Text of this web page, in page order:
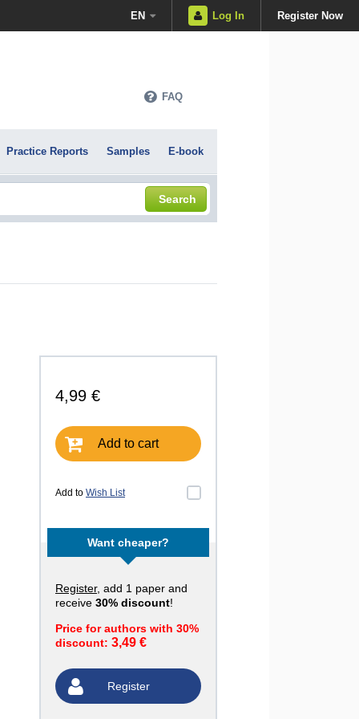
EN Log In Register Now
FAQ
Practice Reports Samples E-book
Search
4,99 €
Add to cart
Add to Wish List
Want cheaper?
Register, add 1 paper and
receive 30% discount!
Price for authors with 30%
discount: 3,49 €
Register